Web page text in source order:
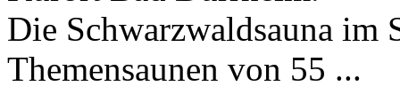
Die Schwarzwaldsauna im
Themensaunen von 55 ...